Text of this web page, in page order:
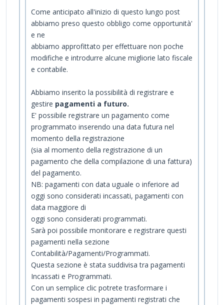
Come anticipato all'inizio di questo lungo post
abbiamo preso questo obbligo come opportunità'
e ne
abbiamo approfittato per effettuare non poche
modifiche e introdurre alcune migliorie lato fiscale
e contabile.
Abbiamo inserito la possibilità di registrare e
gestire pagamenti a futuro.
E' possibile registrare un pagamento come
programmato inserendo una data futura nel
momento della registrazione
(sia al momento della registrazione di un
pagamento che della compilazione di una fattura)
del pagamento.
NB: pagamenti con data uguale o inferiore ad
oggi sono considerati incassati, pagamenti con
data maggiore di
oggi sono considerati programmati.
Sarà poi possibile monitorare e registrare questi
pagamenti nella sezione
Contabilità/Pagamenti/Programmati.
Questa sezione è stata suddivisa tra pagamenti
Incassati e Programmati.
Con un semplice clic potrete trasformare i
pagamenti sospesi in pagamenti registrati che